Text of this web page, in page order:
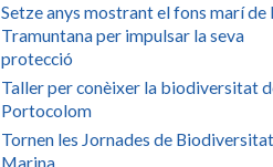
Setze anys mostrant el fons marí de
Tramuntana per impulsar la seva
protecció
Taller per conèixer la biodiversitat
Portocolom
Tornen les Jornades de Biodiversitat
Marina